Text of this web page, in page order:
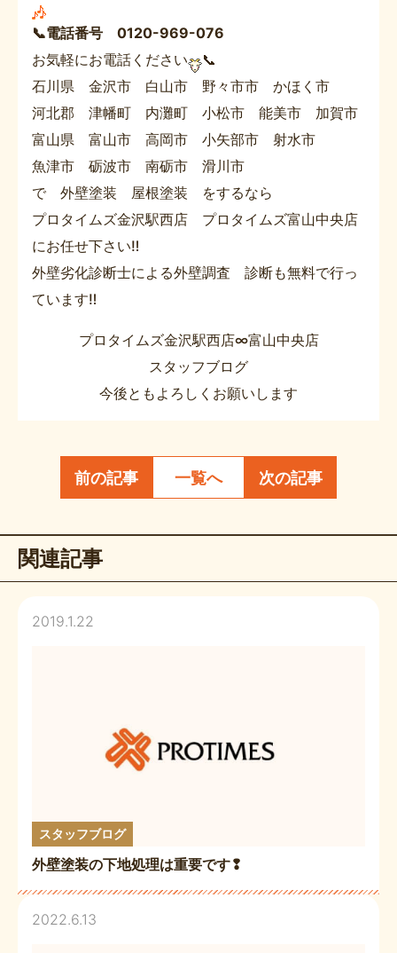
📞電話番号 0120-969-076
お気軽にお電話ください
📞
石川県 金沢市 白山市 野々市市 かほく市
河北郡 津幡町 内灘町 小松市 能美市 加賀市
富山県 富山市 高岡市 小矢部市 射水市
魚津市 砺波市 南砺市 滑川市
で 外壁塗装 屋根塗装 をするなら
プロタイムズ金沢駅西店 プロタイムズ富山中央店
にお任せ下さい‼
外壁劣化診断士による外壁調査 診断も無料で行っ
ています‼
プロタイムズ金沢駅西店∞富山中央店
スタッフブログ
今後ともよろしくお願いします
前の記事 一覧へ 次の記事
関連記事
2019.1.22
スタッフブログ
外壁塗装の下地処理は重要です❢
2022.6.13